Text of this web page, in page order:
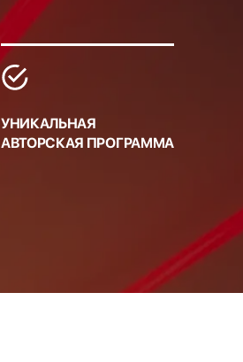
УНИКАЛЬНАЯ
АВТОРСКАЯ ПРОГРАММА